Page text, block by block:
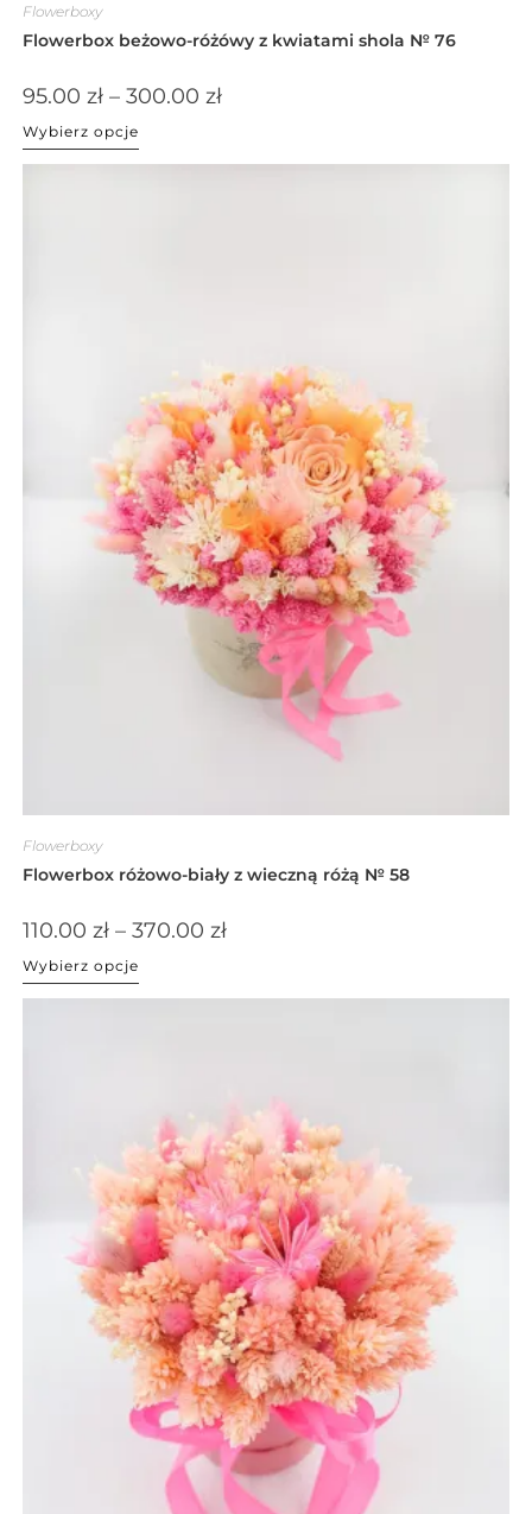
Flowerboxy
Flowerbox beżowo-różówy z kwiatami shola № 76
95.00 zł – 300.00 zł
Wybierz opcje
Flowerboxy
Flowerbox różowo-biały z wieczną różą № 58
110.00 zł – 370.00 zł
Wybierz opcje